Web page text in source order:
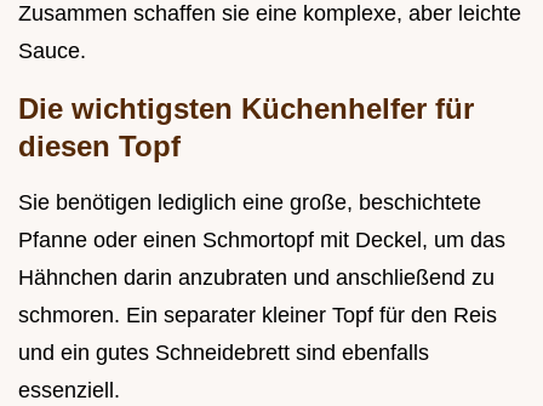
Zusammen schaffen sie eine komplexe, aber leichte
Sauce.
Die wichtigsten Küchenhelfer für
diesen Topf
Sie benötigen lediglich eine große, beschichtete
Pfanne oder einen Schmortopf mit Deckel, um das
Hähnchen darin anzubraten und anschließend zu
schmoren. Ein separater kleiner Topf für den Reis
und ein gutes Schneidebrett sind ebenfalls
essenziell.